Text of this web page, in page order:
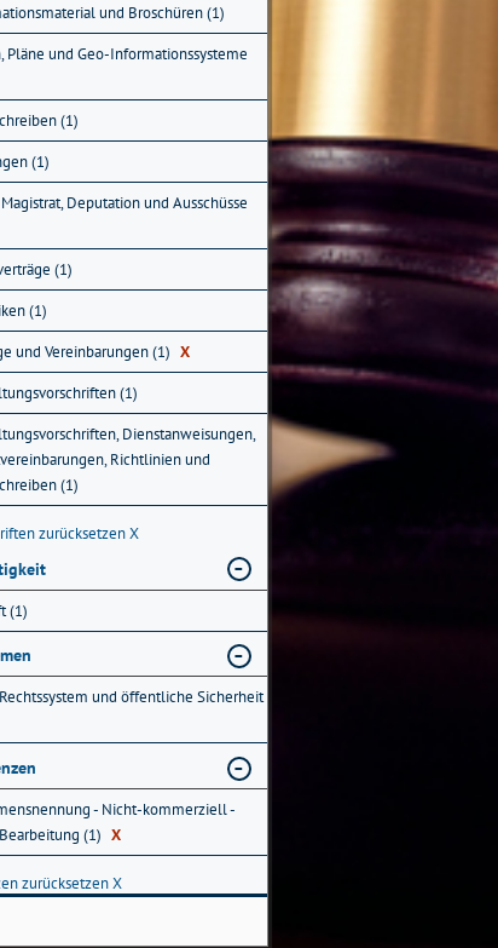
und Broschüren (1)
Pläne und Geo-Informationssysteme
(1)
(1)
Deputation und Ausschüsse
(1)
(1)
und Vereinbarungen (1) X
(1)
Dienstanweisungen,
Richtlinien und
(1)
zurücksetzenX
(1)
und öffentliche Sicherheit
- Nicht-kommerziell -
(1) X
zurücksetzenX